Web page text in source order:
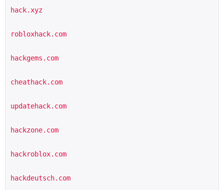
hack.xyz
robloxhack.com
hackgems.com
cheathack.com
updatehack.com
hackzone.com
hackroblox.com
hackdeutsch.com